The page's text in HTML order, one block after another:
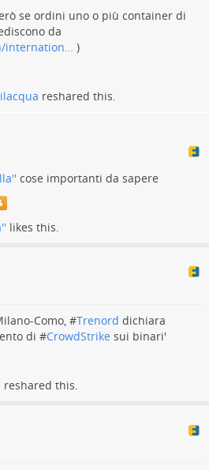
se ordini uno o più container di
da
internation…
)
reshared this.
cose importanti da sapere
likes this.
Como, #Trenord dichiara
di #CrowdStrike sui binari'
reshared this.